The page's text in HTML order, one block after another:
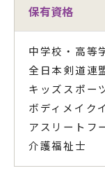
保有資格
中学校・高等
全日本剣道連
キッズスポー
ボディメイク
アスリートフ
介護福祉士